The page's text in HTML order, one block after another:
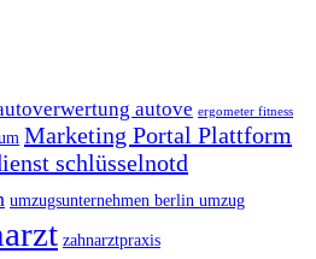
autove ergometer fitness
Marketing Portal Plattform
schlüsselnotd
umzugsunternehmen berlin umzug
zahnarztpraxis